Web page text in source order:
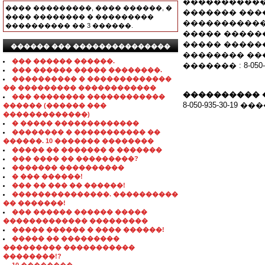
���� ���������, ���� ������, �
���� �������� � ���������
���������� �� 3 ������.
������ ��� ���������������
��� ������ ������.
��� ������ ����� ��������.
���������� � �������������
�� ��������� ������������
��� �������� ������������
������ (������ ���
�������������)
� ����� �������������
�������� � ����������� ��
������. 10 ������� ��������
����� �� ������� � �������
��� ���� �� ���������?
������� ����������
� ��� ������!
��� �� ��� �� ������!
���������������. ����������
�� �������!
��� ������ ������ �����
������������� ���������
����� ������ � ���� ������!
����� �� ���������
��������� �����������
��������!?
�������
�����
�����
��������
������� : 8-050-
����������
8-050-935-30-